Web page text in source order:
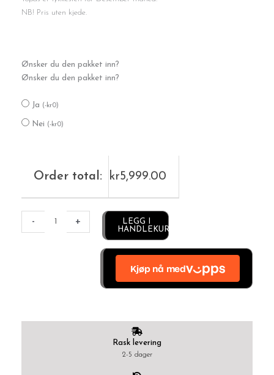
NB! Pris uten kjede.
Ønsker du den pakket inn?
Ønsker du den pakket inn?
Ja (-kr0)
Nei (-kr0)
Order total: kr5,999.00
-
anheng
antall
+
LEGG I
HANDLEKURV
Rask levering
2-5 dager